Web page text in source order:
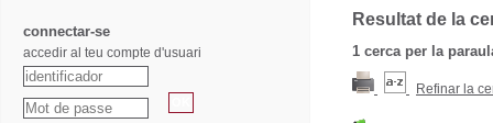
Resultat de la
1 cerca per la
Refinar la
connectar-se
accedir al teu compte d'usuari